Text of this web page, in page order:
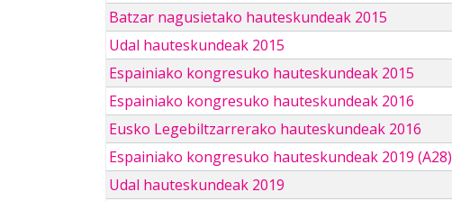
Batzar nagusietako hauteskundeak 2015
Udal hauteskundeak 2015
Espainiako kongresuko hauteskundeak 2015
Espainiako kongresuko hauteskundeak 2016
Eusko Legebiltzarrerako hauteskundeak 2016
Espainiako kongresuko hauteskundeak 2019 (A28)
Udal hauteskundeak 2019